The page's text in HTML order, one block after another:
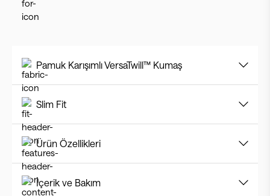
Pamuk Karışımlı VersaTwill™ Kumaş
Slim Fit
Ürün Özellikleri
İçerik ve Bakım